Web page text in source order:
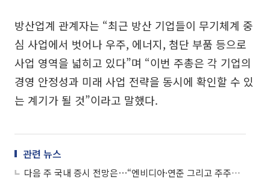
방산업계 관계자는 “최근 방산 기업들이 무기체계 중
심 사업에서 벗어나 우주, 에너지, 첨단 부품 등으로
사업 영역을 넓히고 있다”며 “이번 주총은 각 기업의
경영 안정성과 미래 사업 전략을 동시에 확인할 수 있
는 계기가 될 것”이라고 말했다.
관련 뉴스
다음 주 국내 증시 전망은⋯“엔비디아·연준 그리고 주주총회가 이끈다”